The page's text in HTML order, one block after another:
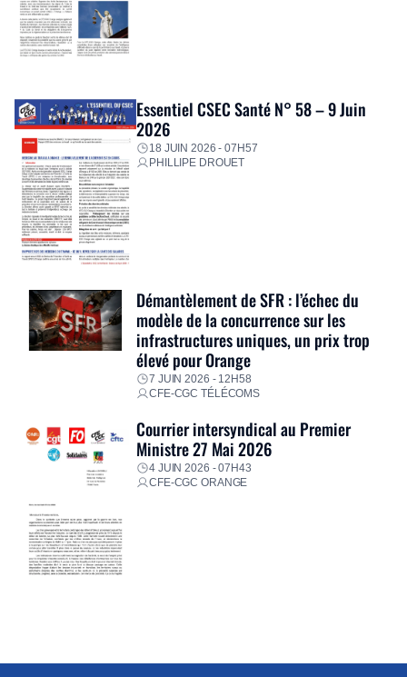
Essentiel CSEC Santé N° 58 – 9 Juin
2026
18 JUIN 2026 - 07H57
PHILLIPE DROUET
Démantèlement de SFR : l’échec du
modèle de la concurrence sur les
infrastructures uniques, un prix trop
élevé pour Orange
7 JUIN 2026 - 12H58
CFE-CGC TÉLÉCOMS
Courrier intersyndical au Premier
Ministre 27 Mai 2026
4 JUIN 2026 - 07H43
CFE-CGC ORANGE